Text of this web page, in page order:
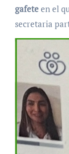
gafeteen el
secretaria